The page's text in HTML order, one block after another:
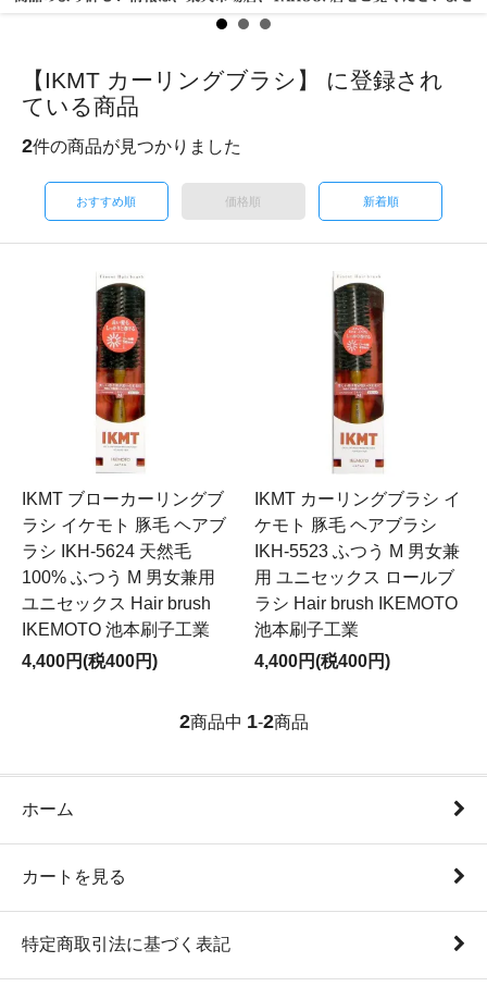
【IKMT カーリングブラシ】 に登録され
ている商品
2件の商品が見つかりました
おすすめ順 価格順 新着順
IKMT ブローカーリングブ
ラシ イケモト 豚毛 ヘアブ
ラシ IKH-5624 天然毛
100% ふつう M 男女兼用
ユニセックス Hair brush
IKEMOTO 池本刷子工業
4,400円(税400円)
IKMT カーリングブラシ イ
ケモト 豚毛 ヘアブラシ
IKH-5523 ふつう M 男女兼
用 ユニセックス ロールブ
ラシ Hair brush IKEMOTO
池本刷子工業
4,400円(税400円)
2商品中 1-2商品
ホーム
カートを見る
特定商取引法に基づく表記